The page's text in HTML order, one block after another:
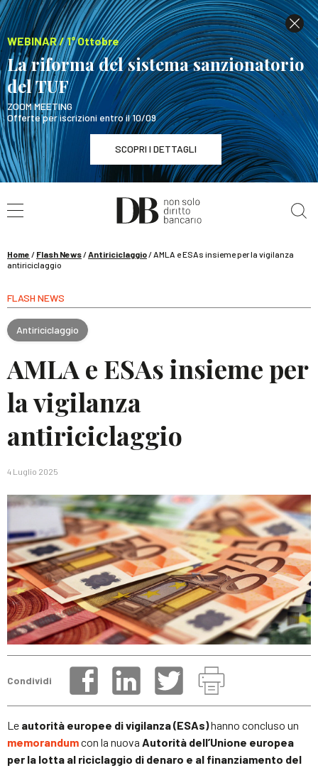
WEBINAR / 1° Ottobre
La riforma del sistema sanzionatorio
del TUF
ZOOM MEETING
Offerte per iscrizioni entro il 10/09
SCOPRI I DETTAGLI
WEBINAR / 1° Ottobre
La riforma del sistema sanzionatorio del TUF
Home / Flash News/Antiriciclaggio/AMLA e ESAs insieme per la vigilanza
antiriciclaggio
FLASH NEWS
Antiriciclaggio
AMLA e ESAs insieme per
la vigilanza
antiriciclaggio
4 Luglio 2025
Condividi
Le autorità europee di vigilanza (ESAs)hanno concluso un
memorandumcon la nuova Autorità dell’Unione europea
per la lotta al riciclaggio di denaro e al finanziamento del